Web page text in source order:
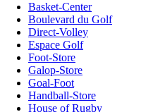
Basket-Center
Boulevard du Golf
Direct-Volley
Espace Golf
Foot-Store
Galop-Store
Goal-Foot
Handball-Store
House of Rugby